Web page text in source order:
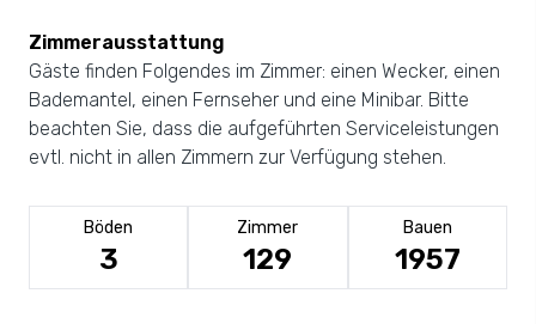
Zimmerausstattung
Gäste finden Folgendes im Zimmer: einen Wecker, einen
Bademantel, einen Fernseher und eine Minibar. Bitte
beachten Sie, dass die aufgeführten Serviceleistungen
evtl. nicht in allen Zimmern zur Verfügung stehen.
Böden
3
Zimmer
129
Bauen
1957